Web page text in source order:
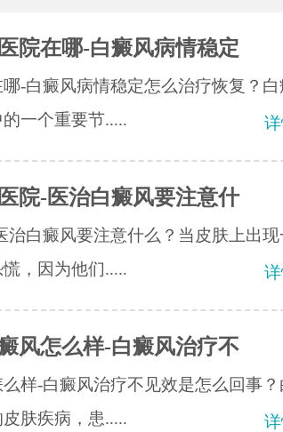
院在哪-白癜风病情稳定
-白癜风病情稳定怎么治疗恢复？白
一个重要节.....
院-医治白癜风要注意什
治白癜风要注意什么？当皮肤上出现
，因为他们.....
风怎么样-白癜风治疗不
样-白癜风治疗不见效是怎么回事？
肤疾病，患.....